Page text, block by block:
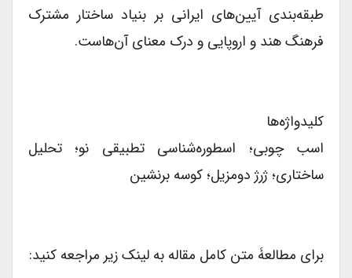
طبقه‌بندی آیین‌های ایرانی بر بنیاد ساختار مشترک
فرهنگ هند و اروپایی و درک معنای آن‌هاست.
کلیدواژه‌ها
اسب چوبی؛ اسطوره‌شناسی تطبیقی نو؛ تحلیل
ساختاری؛ ژرژ دومزیل؛ کوسه برنشین
برای مطالعۀ متن کامل مقاله به لینک زیر مراجعه کنید: